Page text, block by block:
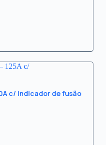
c/ indicador de fusão